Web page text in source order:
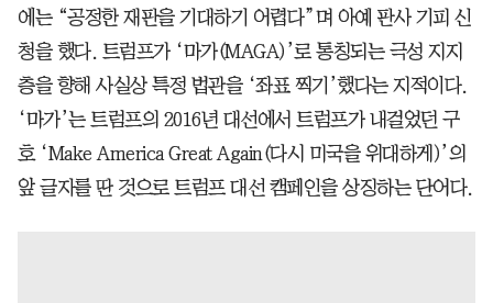
에는 “공정한 재판을 기대하기 어렵다”며 아예 판사 기피 신
청을 했다. 트럼프가 ‘마가(MAGA)’로 통칭되는 극성 지지
층을 향해 사실상 특정 법관을 ‘좌표 찍기’했다는 지적이다.
‘마가’는 트럼프의 2016년 대선에서 트럼프가 내걸었던 구
호 ‘Make America Great Again(다시 미국을 위대하게)’의
앞 글자를 딴 것으로 트럼프 대선 캠페인을 상징하는 단어다.